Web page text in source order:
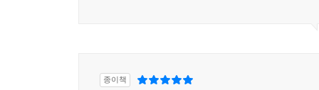
종이책